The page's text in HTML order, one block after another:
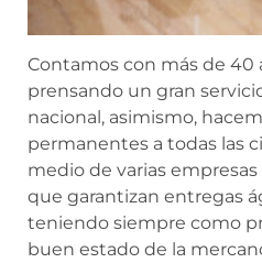
Contamos con más de 40
prensando un gran
nacional, asimismo,
permanentes a todas las
medio de varias
que garantizan entregas
teniendo siempre como
buen estado de la